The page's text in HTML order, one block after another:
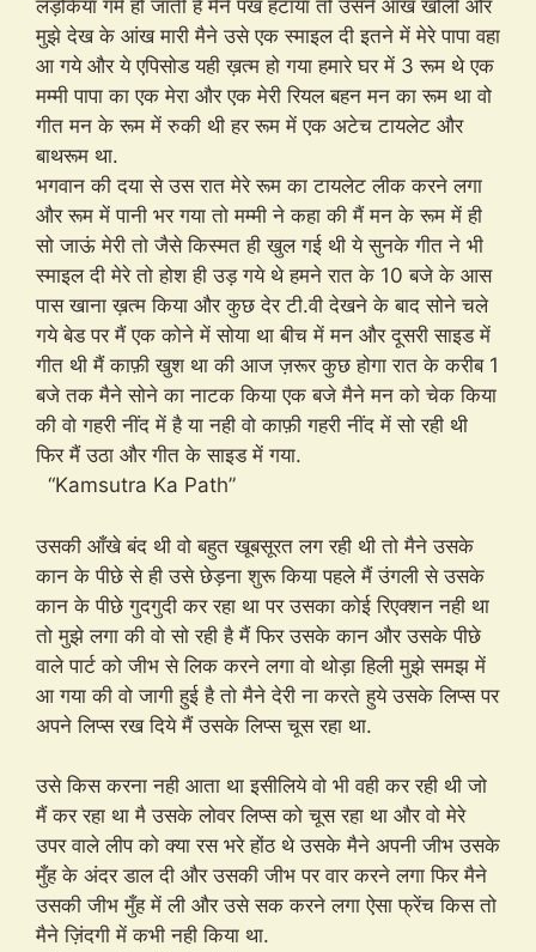
लड़कियां गर्म हो जाती हैं मैने पंख हटाया तो उसने आँख खोली और
मुझे देख के आंख मारी मैने उसे एक स्माइल दी इतने में मेरे पापा वहा
आ गये और ये एपिसोड यही ख़त्म हो गया हमारे घर में 3 रूम थे एक
मम्मी पापा का एक मेरा और एक मेरी रियल बहन मन का रूम था वो
गीत मन के रूम में रुकी थी हर रूम में एक अटेच टायलेट और
बाथरूम था.
भगवान की दया से उस रात मेरे रूम का टायलेट लीक करने लगा
और रूम में पानी भर गया तो मम्मी ने कहा की मैं मन के रूम में ही
सो जाऊं मेरी तो जैसे किस्मत ही खुल गई थी ये सुनके गीत ने भी
स्माइल दी मेरे तो होश ही उड़ गये थे हमने रात के 10 बजे के आस
पास खाना ख़त्म किया और कुछ देर टी.वी देखने के बाद सोने चले
गये बेड पर मैं एक कोने में सोया था बीच में मन और दूसरी साइड में
गीत थी मैं काफ़ी खुश था की आज ज़रूर कुछ होगा रात के करीब 1
बजे तक मैने सोने का नाटक किया एक बजे मैने मन को चेक किया
की वो गहरी नींद में है या नही वो काफ़ी गहरी नींद में सो रही थी
फिर मैं उठा और गीत के साइड में गया.
“Kamsutra Ka Path”
उसकी आँखे बंद थी वो बहुत खूबसूरत लग रही थी तो मैने उसके
कान के पीछे से ही उसे छेड़ना शुरू किया पहले मैं उंगली से उसके
कान के पीछे गुदगुदी कर रहा था पर उसका कोई रिएक्शन नही था
तो मुझे लगा की वो सो रही है मैं फिर उसके कान और उसके पीछे
वाले पार्ट को जीभ से लिक करने लगा वो थोड़ा हिली मुझे समझ में
आ गया की वो जागी हुई है तो मैने देरी ना करते हुये उसके लिप्स पर
अपने लिप्स रख दिये मैं उसके लिप्स चूस रहा था.
उसे किस करना नही आता था इसीलिये वो भी वही कर रही थी जो
मैं कर रहा था मै उसके लोवर लिप्स को चूस रहा था और वो मेरे
उपर वाले लीप को क्या रस भरे होंठ थे उसके मैने अपनी जीभ उसके
मुँह के अंदर डाल दी और उसकी जीभ पर वार करने लगा फिर मैने
उसकी जीभ मुँह में ली और उसे सक करने लगा ऐसा फ्रेंच किस तो
मैने ज़िंदगी में कभी नही किया था.